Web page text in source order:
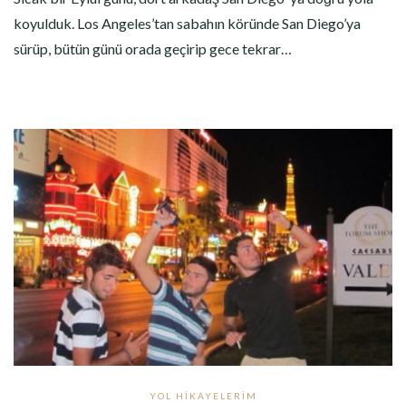
koyulduk. Los Angeles’tan sabahın köründe San Diego’ya
sürüp, bütün günü orada geçirip gece tekrar…
YOL HIKAYELERIM